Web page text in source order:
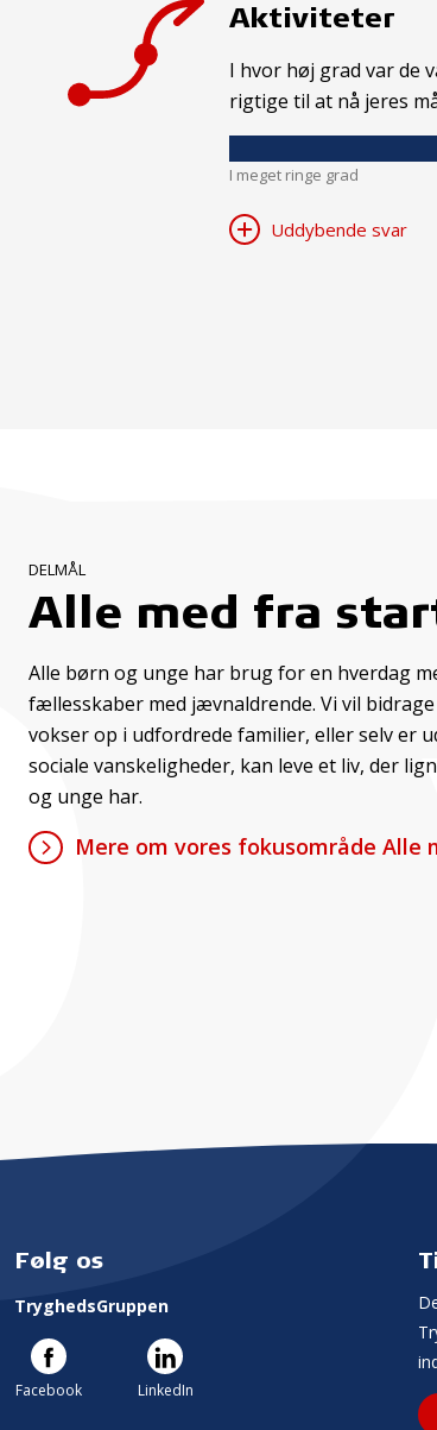
Aktiviteter
I hvor høj grad var de
rigtige til at nå jeres
I meget ringe grad
Uddybende svar
DELMÅL
Alle med fra
Alle børn og unge har brug for en hverdag
fællesskaber med jævnaldrende. Vi vil
vokser op i udfordrede familier, eller selv er
sociale vanskeligheder, kan leve et liv, der
og unge har.
Mere om vores fokusområde Alle
Følg os
TryghedsGruppen
Facebook LinkedIn